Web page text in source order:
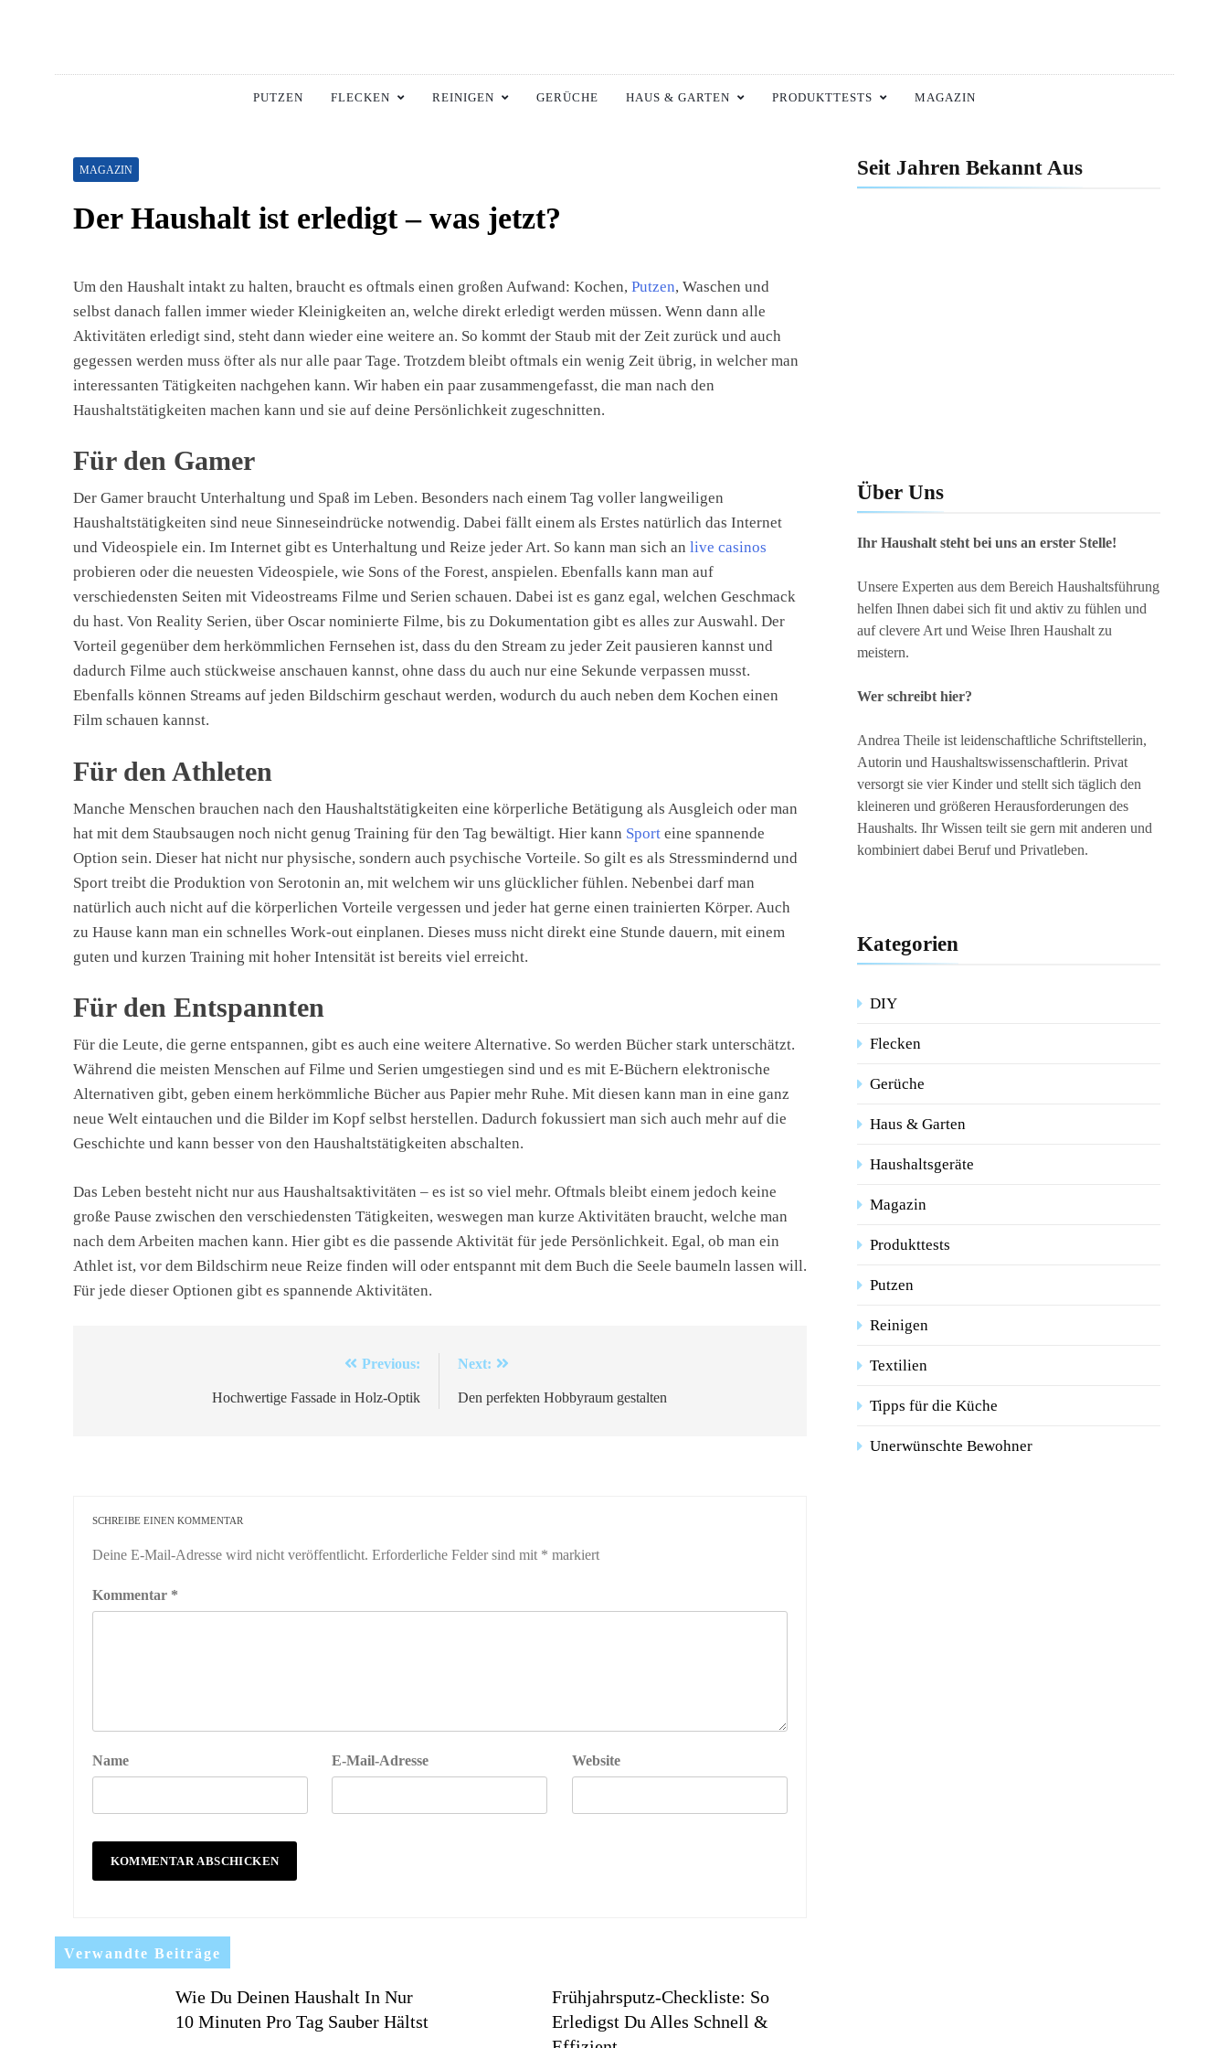
Haushaltswiki.de
Die Besten Tipps Für Zuhause.
PUTZEN FLECKEN REINIGEN GERÜCHE HAUS & GARTEN PRODUKTTESTS MAGAZIN
MAGAZIN
Der Haushalt ist erledigt – was jetzt?
Um den Haushalt intakt zu halten, braucht es oftmals einen großen Aufwand: Kochen, Putzen, Waschen und
selbst danach fallen immer wieder Kleinigkeiten an, welche direkt erledigt werden müssen. Wenn dann alle
Aktivitäten erledigt sind, steht dann wieder eine weitere an. So kommt der Staub mit der Zeit zurück und auch
gegessen werden muss öfter als nur alle paar Tage. Trotzdem bleibt oftmals ein wenig Zeit übrig, in welcher man
interessanten Tätigkeiten nachgehen kann. Wir haben ein paar zusammengefasst, die man nach den
Haushaltstätigkeiten machen kann und sie auf deine Persönlichkeit zugeschnitten.
Für den Gamer
Der Gamer braucht Unterhaltung und Spaß im Leben. Besonders nach einem Tag voller langweiligen
Haushaltstätigkeiten sind neue Sinneseindrücke notwendig. Dabei fällt einem als Erstes natürlich das Internet
und Videospiele ein. Im Internet gibt es Unterhaltung und Reize jeder Art. So kann man sich an live casinos
probieren oder die neuesten Videospiele, wie Sons of the Forest, anspielen. Ebenfalls kann man auf
verschiedensten Seiten mit Videostreams Filme und Serien schauen. Dabei ist es ganz egal, welchen Geschmack
du hast. Von Reality Serien, über Oscar nominierte Filme, bis zu Dokumentation gibt es alles zur Auswahl. Der
Vorteil gegenüber dem herkömmlichen Fernsehen ist, dass du den Stream zu jeder Zeit pausieren kannst und
dadurch Filme auch stückweise anschauen kannst, ohne dass du auch nur eine Sekunde verpassen musst.
Ebenfalls können Streams auf jeden Bildschirm geschaut werden, wodurch du auch neben dem Kochen einen
Film schauen kannst.
Für den Athleten
Manche Menschen brauchen nach den Haushaltstätigkeiten eine körperliche Betätigung als Ausgleich oder man
hat mit dem Staubsaugen noch nicht genug Training für den Tag bewältigt. Hier kann Sport eine spannende
Option sein. Dieser hat nicht nur physische, sondern auch psychische Vorteile. So gilt es als Stressmindernd und
Sport treibt die Produktion von Serotonin an, mit welchem wir uns glücklicher fühlen. Nebenbei darf man
natürlich auch nicht auf die körperlichen Vorteile vergessen und jeder hat gerne einen trainierten Körper. Auch
zu Hause kann man ein schnelles Work-out einplanen. Dieses muss nicht direkt eine Stunde dauern, mit einem
guten und kurzen Training mit hoher Intensität ist bereits viel erreicht.
Für den Entspannten
Für die Leute, die gerne entspannen, gibt es auch eine weitere Alternative. So werden Bücher stark unterschätzt.
Während die meisten Menschen auf Filme und Serien umgestiegen sind und es mit E-Büchern elektronische
Alternativen gibt, geben einem herkömmliche Bücher aus Papier mehr Ruhe. Mit diesen kann man in eine ganz
neue Welt eintauchen und die Bilder im Kopf selbst herstellen. Dadurch fokussiert man sich auch mehr auf die
Geschichte und kann besser von den Haushaltstätigkeiten abschalten.
Das Leben besteht nicht nur aus Haushaltsaktivitäten – es ist so viel mehr. Oftmals bleibt einem jedoch keine
große Pause zwischen den verschiedensten Tätigkeiten, weswegen man kurze Aktivitäten braucht, welche man
nach dem Arbeiten machen kann. Hier gibt es die passende Aktivität für jede Persönlichkeit. Egal, ob man ein
Athlet ist, vor dem Bildschirm neue Reize finden will oder entspannt mit dem Buch die Seele baumeln lassen will.
Für jede dieser Optionen gibt es spannende Aktivitäten.
Previous:
Hochwertige Fassade in Holz-Optik
Next:
Den perfekten Hobbyraum gestalten
SCHREIBE EINEN KOMMENTAR
Deine E-Mail-Adresse wird nicht veröffentlicht. Erforderliche Felder sind mit * markiert
Kommentar *
Name E-Mail-Adresse Website
Verwandte Beiträge
Wie Du Deinen Haushalt In Nur
10 Minuten Pro Tag Sauber Hältst
Frühjahrsputz-Checkliste: So
Erledigst Du Alles Schnell &
Seit Jahren Bekannt Aus
Über Uns
Ihr Haushalt steht bei uns an erster Stelle!
Unsere Experten aus dem Bereich Haushaltsführung
helfen Ihnen dabei sich fit und aktiv zu fühlen und
auf clevere Art und Weise Ihren Haushalt zu
meistern.
Wer schreibt hier?
Andrea Theile ist leidenschaftliche Schriftstellerin,
Autorin und Haushaltswissenschaftlerin. Privat
versorgt sie vier Kinder und stellt sich täglich den
kleineren und größeren Herausforderungen des
Haushalts. Ihr Wissen teilt sie gern mit anderen und
kombiniert dabei Beruf und Privatleben.
Kategorien
DIY
Flecken
Gerüche
Haus & Garten
Haushaltsgeräte
Magazin
Produkttests
Putzen
Reinigen
Textilien
Tipps für die Küche
Unerwünschte Bewohner